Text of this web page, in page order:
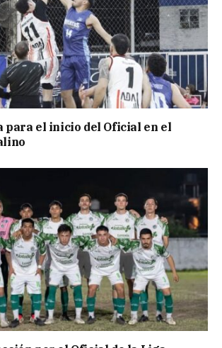
para el inicio del Oficial en el